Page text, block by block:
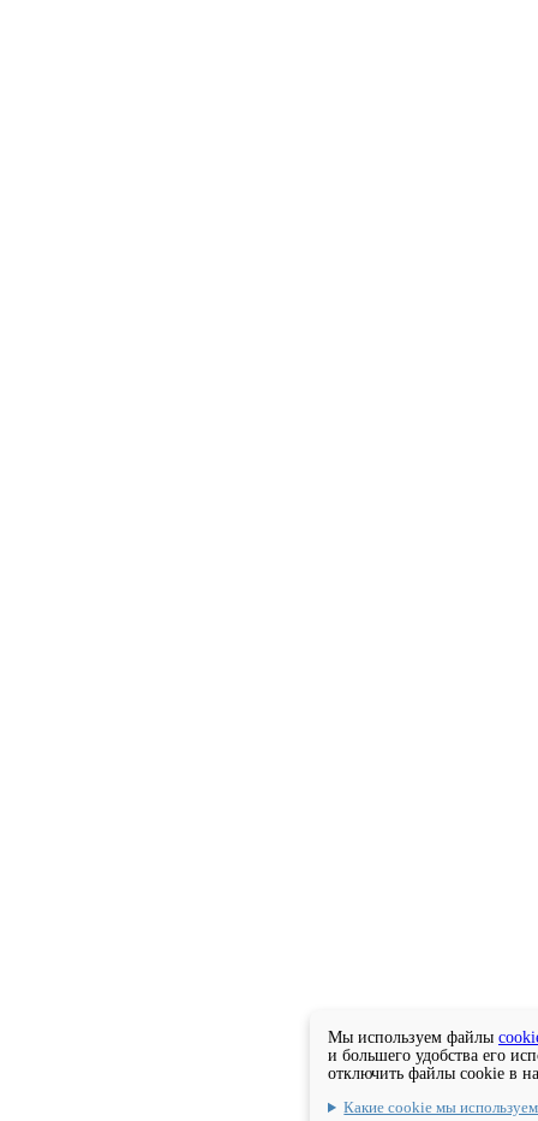
Мы используем файлы
и большего удобства его
отключить файлы cookie в
Какие cookie мы используем